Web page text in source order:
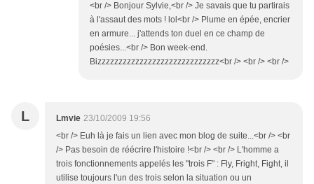
<br /> Bonjour Sylvie,<br /> Je savais que tu partirais
à l'assaut des mots ! lol<br /> Plume en épée, encrier
en armure... j'attends ton duel en ce champ de
poésies...<br /> Bon week-end.
Bizzzzzzzzzzzzzzzzzzzzzzzzzzzzz<br /> <br /> <br />
L Lmvie 23/10/2009 19:56
<br /> Euh là je fais un lien avec mon blog de suite...<br /> <br
/> Pas besoin de réécrire l'histoire !<br /> <br /> L'homme a
trois fonctionnements appelés les "trois F" : Fly, Fright, Fight, il
utilise toujours l'un des trois selon la situation ou un